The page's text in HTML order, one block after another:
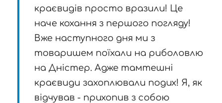
краєвидів просто вразили! Це
наче кохання з першого погляду!
Вже наступного дня ми з
товаришем поїхали на риболовлю
на Дністер. Адже тамтешні
краєвиди захоплювали подих! Я, як
відчував - прихопив з собою